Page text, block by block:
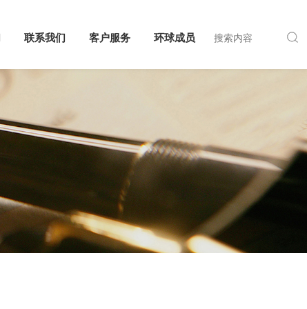
联系我们 客户服务 环球成员